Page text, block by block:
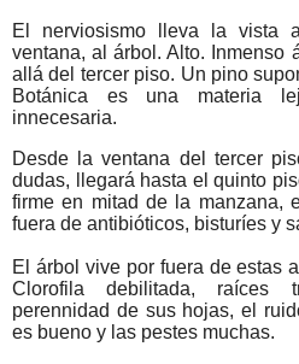
El nerviosismo lleva la vista
ventana, al árbol. Alto. Inmenso
allá del tercer piso. Un pino
Botánica es una materia
innecesaria.
Desde la ventana del tercer
dudas, llegará hasta el quinto
firme en mitad de la manzana,
fuera de antibióticos, bisturíes y
El árbol vive por fuera de estas
Clorofila debilitada, raíces
perennidad de sus hojas, el
es bueno y las pestes muchas.